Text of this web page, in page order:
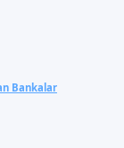
Bankalar